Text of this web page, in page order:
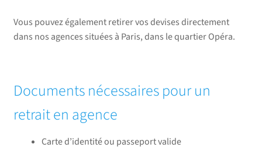
Vous pouvez également retirer vos devises directement
dans nos agences situées à Paris, dans le quartier Opéra.
Documents nécessaires pour un
retrait en agence
Carte d’identité ou passeport valide